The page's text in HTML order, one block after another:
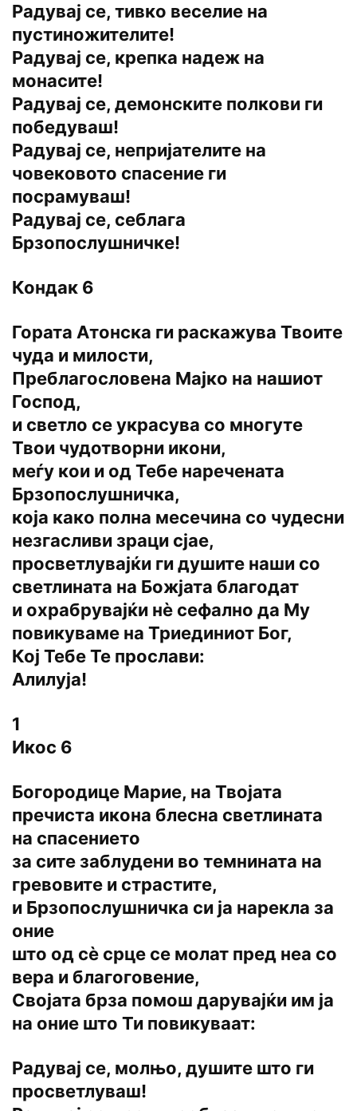
Радувај се, тивко веселие на
пустиножителите!
Радувај се, крепка надеж на
монасите!
Радувај се, демонските полкови ги
победуваш!
Радувај се, непријателите на
човековото спасение ги
посрамуваш!
Радувај се, себлага
Брзопослушничке!
Кондак 6
Гората Атонска ги раскажува Твоите
чуда и милости,
Преблагословена Мајко на нашиот
Господ,
и светло се украсува со многуте
Твои чудотворни икони,
меѓу кои и од Тебе наречената
Брзопослушничка,
која како полна месечина со чудесни
незгасливи зраци сјае,
просветлувајќи ги душите наши со
светлината на Божјата благодат
и охрабрувајќи нѐ сефално да Му
повикуваме на Триединиот Бог,
Кој Тебе Те прослави:
Алилуја!
1
Икос 6
Богородице Марие, на Твојата
пречиста икона блесна светлината
на спасението
за сите заблудени во темнината на
гревовите и страстите,
и Брзопослушничка си ја нарекла за
оние
што од сѐ срце се молат пред неа со
вера и благоговение,
Својата брза помош дарувајќи им ја
на оние што Ти повикуваат:
Радувај се, молњо, душите што ги
просветлуваш!